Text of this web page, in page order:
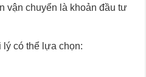
vận chuyển là khoản đầu tư
lý có thể lựa chọn: